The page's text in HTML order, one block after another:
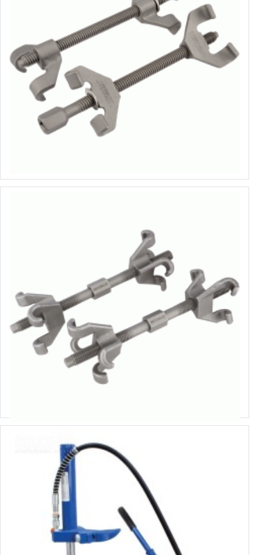
Стяжки пружин с двойными захватами
от 13.58€ до 15.71€
Стяжки пружин со сдвоенными захватами